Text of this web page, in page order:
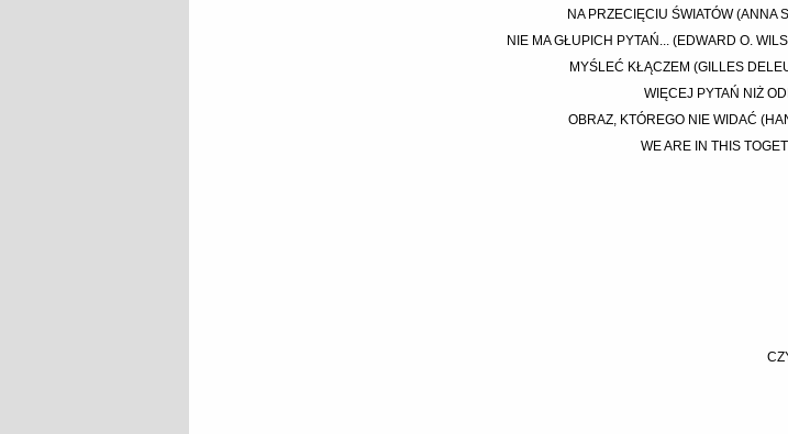
NA PRZECIĘCIU ŚWIATÓW (ANNA
NIE MA GŁUPICH PYTAŃ... (EDWARD O.
MYŚLEĆ KŁĄCZEM (GILLES
WIĘCEJ PYTAŃ NIŻ
OBRAZ, KTÓREGO NIE WIDAĆ
WE ARE IN THIS